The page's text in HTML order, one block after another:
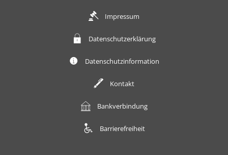
Impressum
Datenschutzerklärung
Datenschutzinformation
Kontakt
Bankverbindung
Barrierefreiheit